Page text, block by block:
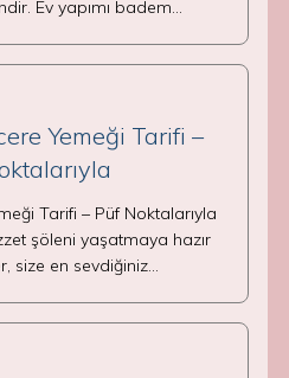
Ev yapımı badem…
Yemeği Tarifi –
Tarifi – Püf Noktalarıyla
şöleni yaşatmaya hazır
size en sevdiğiniz…